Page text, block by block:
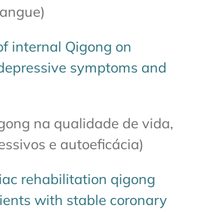
internal Qigong on
symptoms and
na qualidade de vida,
e autoeficácia)
rehabilitation qigong
with stable coronary